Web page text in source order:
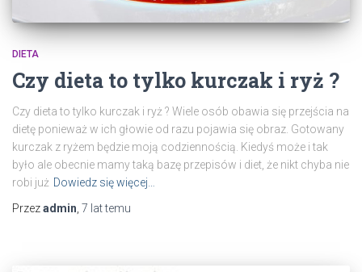
DIETA
Czy dieta to tylko kurczak i ryż ?
Czy dieta to tylko kurczak i ryż ? Wiele osób obawia się przejścia na
dietę ponieważ w ich głowie od razu pojawia się obraz. Gotowany
kurczak z ryżem będzie moją codziennością. Kiedyś może i tak
było ale obecnie mamy taką bazę przepisów i diet, że nikt chyba nie
robi już Dowiedz się więcej…
Przezadmin 7 lattemu